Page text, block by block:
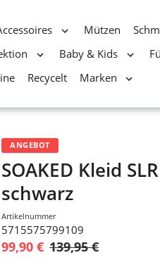
Mützen
Baby & Kids
Recycelt Marken
ANGEBOT
SOAKED Kleid
schwarz
Artikelnummer
5715575799109
99,90 € 139,95 €